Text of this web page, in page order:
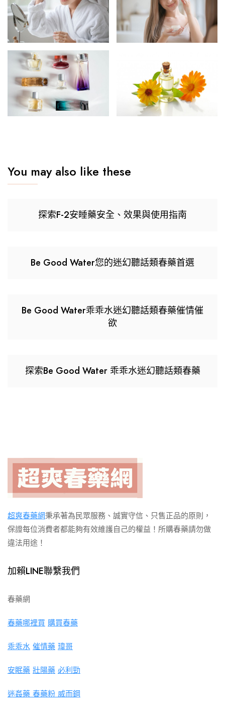
You may also like these
探索F-2安睡藥安全、效果與使用指南
Be Good Water您的迷幻聽話類春藥首選
Be Good Water乖乖水迷幻聽話類春藥催情催
欲
探索Be Good Water 乖乖水迷幻聽話類春藥
超爽春藥網秉承著為民眾服務、誠實守信、只售正品的原則，
保證每位消費者都能夠有效維護自己的權益！所購春藥請勿做
違法用途！
加賴LINE聯繫我們
春藥網
春藥哪裡買 購買春藥
乖乖水 催情藥 瑋哥
安眠藥 壯陽藥 必利勁
迷姦藥 春藥粉 威而鋼